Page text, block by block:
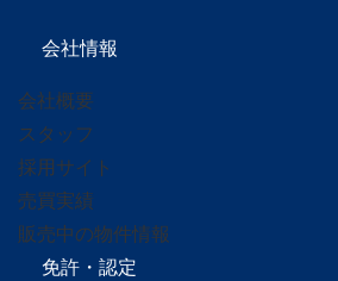
会社情報
会社概要
スタッフ
採用サイト
売買実績
販売中の物件情報
免許・認定